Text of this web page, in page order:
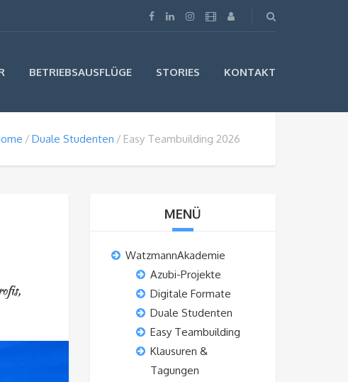
BETRIEBSAUSFLÜGE STORIES KONTAKT
Duale Studenten Easy Teambuilding 2026
,
MENÜ
WatzmannAkademie
Azubi-Projekte
Digitale Formate
Duale Studenten
Easy Teambuilding
Klausuren &
Tagungen